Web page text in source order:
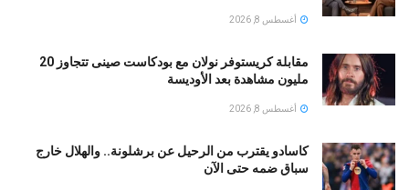
أغسطس 8, 2026
مقابلة كريستوفر نولان مع بودكاست صينى تتجاوز 20
مليون مشاهدة بعد الأوديسة
أغسطس 8, 2026
كاسادو يقترب من الرحيل عن برشلونة.. والهلال خارج
سباق ضمه حتى الآن